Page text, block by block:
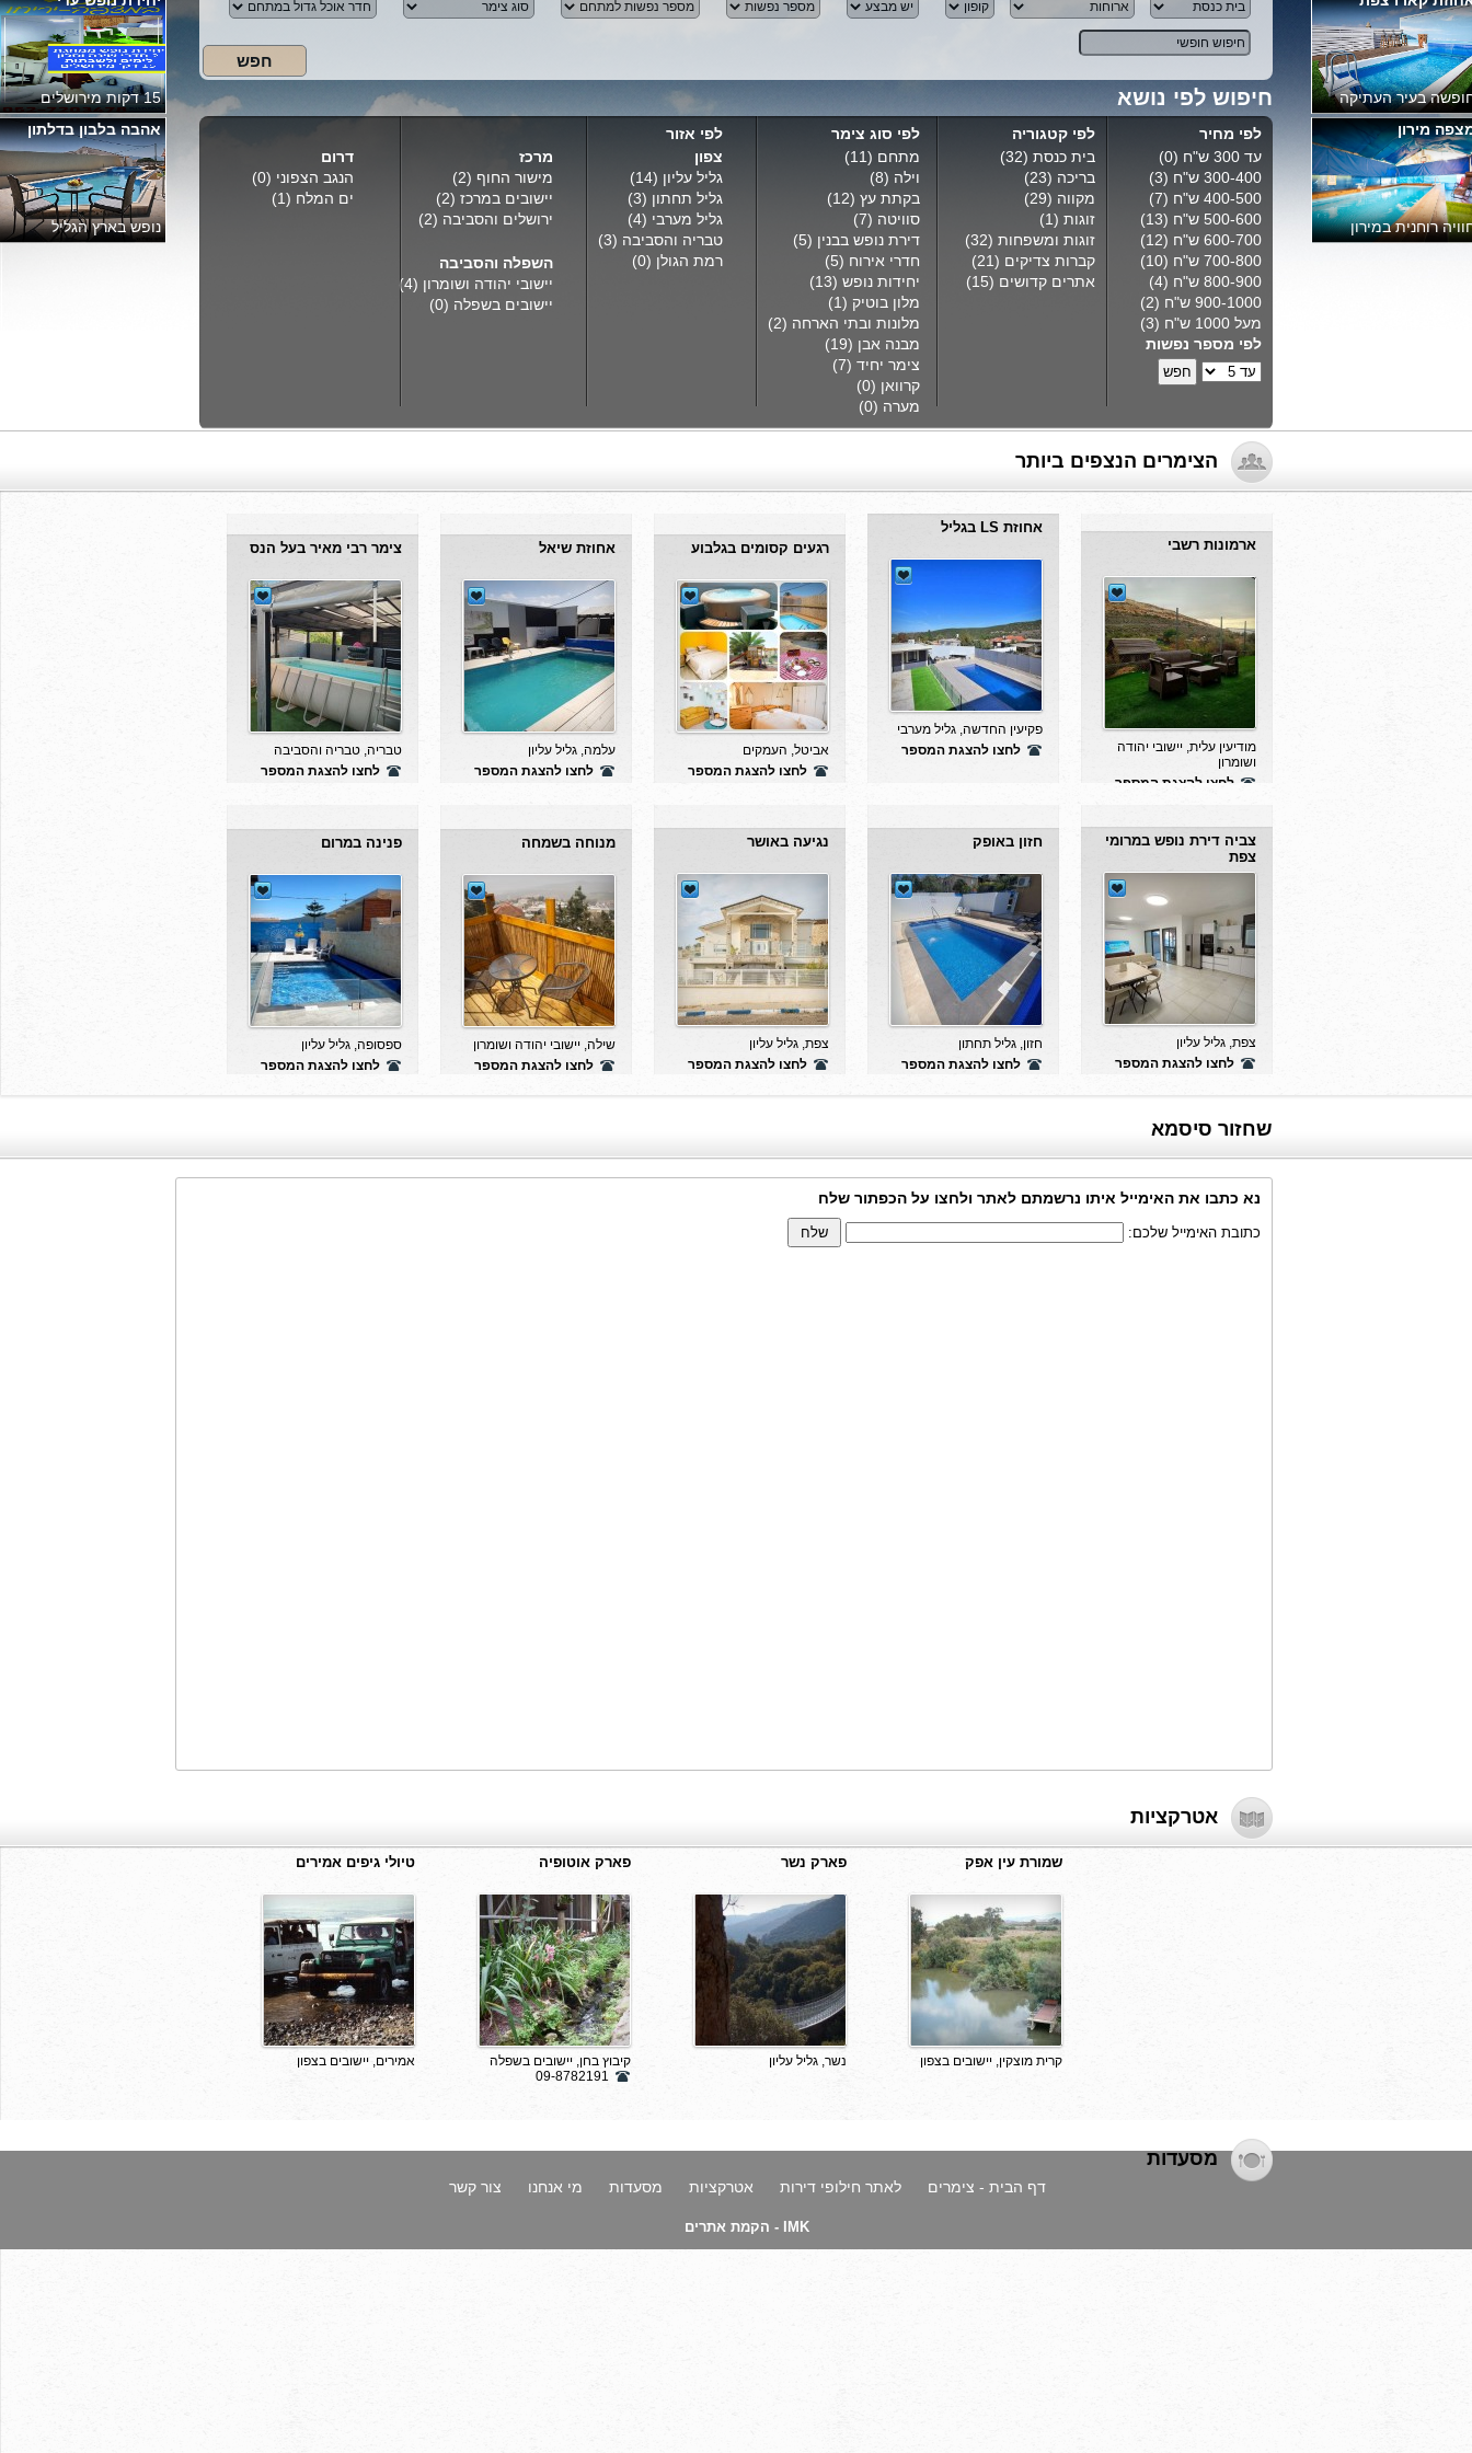
חדש מפואר ביותר
הדרים ספסופה
משולב גוף ורוח
צימר בודד עם בריכה
אחוזת אריאל בתירוש
מתחם הנופש מותאם
לאירוח משפחות
חיפוש לפי נושא
לפי מחיר
עד 300 ש"ח
(0)
300-400 ש"ח
(3)
400-500 ש"ח
(7)
500-600 ש"ח
(13)
600-700 ש"ח
(12)
700-800 ש"ח
(10)
800-900 ש"ח
(4)
900-1000 ש"ח
(2)
מעל 1000 ש"ח
(3)
לפי מספר נפשות
לפי קטגוריה
בית כנסת (32)
בריכה (23)
מקווה (29)
זוגות (1)
זוגות ומשפחות (32)
קברות צדיקים (21)
אתרים קדושים (15)
לפי סוג צימר
מתחם (11)
וילה (8)
בקתת עץ (12)
סוויטה (7)
דירת נופש בבנין (5)
חדרי אירוח (5)
יחידות נופש (13)
מלון בוטיק (1)
מלונות ובתי הארחה (2)
מבנה אבן (19)
צימר יחיד (7)
קרוואן (0)
מערה (0)
לפי אזור
צפון
גליל עליון (14)
גליל תחתון (3)
גליל מערבי (4)
טבריה והסביבה (3)
רמת הגולן (0)
מרכז
מישור החוף (2)
יישובים במרכז (2)
ירושלים והסביבה (2)
השפלה והסביבה
יישובי יהודה ושומרון (4)
יישובים בשפלה (0)
דרום
הנגב הצפוני (0)
ים המלח (1)
הצימרים הנצפים ביותר
ארמונות רשבי
מודיעין עלית, יישובי יהודה
ושומרון
לחצו להצגת המספר
אחוזת LS בגליל
פקיעין החדשה, גליל מערבי
לחצו להצגת המספר
אביטל, העמקים
לחצו להצגת המספר
עלמה, גליל עליון
לחצו להצגת המספר
טבריה, טבריה והסביבה
לחצו להצגת המספר
צפת
צפת, גליל עליון
לחצו להצגת המספר
חזון, גליל תחתון
לחצו להצגת המספר
צפת, גליל עליון
לחצו להצגת המספר
שילה, יישובי יהודה ושומרון
לחצו להצגת המספר
ספסופה, גליל עליון
לחצו להצגת המספר
שחזור סיסמא
נא כתבו את האימייל איתו נרשמתם לאתר ולחצו על הכפתור שלח
כתובת האימייל שלכם:
אטרקציות
טיולי גיפים אמירים
אמירים, יישובים בצפון
פארק אוטופיה
קיבוץ בחן, יישובים בשפלה
09-8782191
פארק נשר
נשר, גליל עליון
שמורת עין אפק
קרית מוצקין, יישובים בצפון
מסעדות
דף הבית - צימרים לאתר חילופי דירות אטרקציות מסעדות מי אנחנו צור קשר
IMK - הקמת אתרים